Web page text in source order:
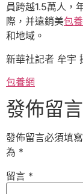
員跨越1.5萬人，
際，并遠銷美包養
和地域。
新華社記者 牟宇
包養網
發佈留言
發佈留言必須填
為 *
留言 *